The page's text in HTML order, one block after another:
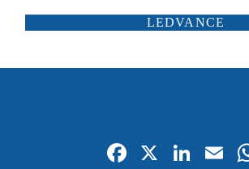
SALVI
ATP ILUMINACIÓN
CARANDINI
SCHRÉDER
SALTOKI
ILUMINIA
LEDVANCE
Fa
X
Li
E